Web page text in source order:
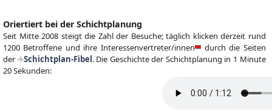
Oriertiert bei der Schichtplanung
Seit Mitte 2008 steigt die Zahl der Besuche; täglich klicken derzeit rund
1200 Betroffene und ihre Interessenvertreter/innen
durch die Seiten
der
Schichtplan-Fibel . Die Geschichte der Schichtplanung in 1 Minute
20 Sekunden: